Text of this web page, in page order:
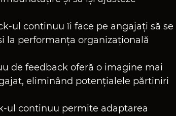
ul continuu îi face pe angajați să se
la performanța organizațională
de feedback oferă o imagine mai
eliminând potențialele părtiniri
ul continuu permite adaptarea